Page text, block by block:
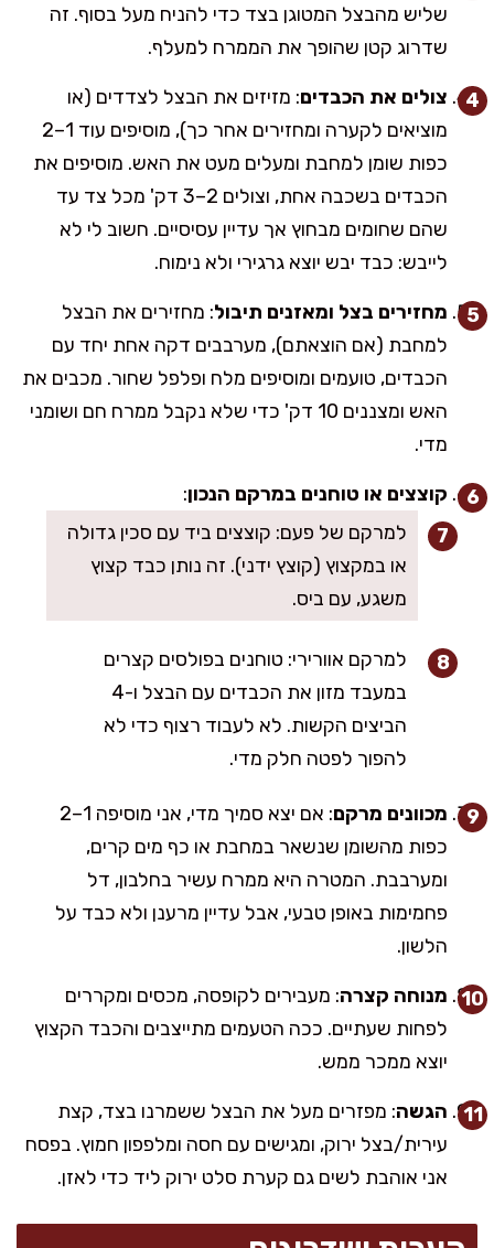
שליש מהבצל המטוגן בצד כדי להניח מעל בסוף. זה
שדרוג קטן שהופך את הממרח למעלף.
צולים את הכבדים: מזיזים את הבצל לצדדים (או
מוציאים לקערה ומחזירים אחר כך), מוסיפים עוד 1–2
כפות שומן למחבת ומעלים מעט את האש. מוסיפים את
הכבדים בשכבה אחת, וצולים 2–3 דק' מכל צד עד
שהם שחומים מבחוץ אך עדיין עסיסיים. חשוב לי לא
לייבש: כבד יבש יוצא גרגירי ולא נימוח.
מחזירים בצל ומאזנים תיבול: מחזירים את הבצל
למחבת (אם הוצאתם), מערבבים דקה אחת יחד עם
הכבדים, טועמים ומוסיפים מלח ופלפל שחור. מכבים את
האש ומצננים 10 דק' כדי שלא נקבל ממרח חם ושומני
מדי.
קוצצים או טוחנים במרקם הנכון:
למרקם של פעם: קוצצים ביד עם סכין גדולה
או במקצוץ (קוצץ ידני). זה נותן כבד קצוץ
משגע, עם ביס.
למרקם אוורירי: טוחנים בפולסים קצרים
במעבד מזון את הכבדים עם הבצל ו-4
הביצים הקשות. לא לעבוד רצוף כדי לא
להפוך לפטה חלק מדי.
מכוונים מרקם
: אם יצא סמיך מדי, אני מוסיפה 1–2
כפות מהשומן שנשאר במחבת או כף מים קרים,
ומערבבת. המטרה היא ממרח עשיר בחלבון, דל
פחמימות באופן טבעי, אבל עדיין מרענן ולא כבד על
הלשון.
מנוחה קצרה: מעבירים לקופסה, מכסים ומקררים
לפחות שעתיים. ככה הטעמים מתייצבים והכבד הקצוץ
יוצא ממכר ממש.
הגשה: מפזרים מעל את הבצל ששמרנו בצד, קצת
עירית/בצל ירוק, ומגישים עם חסה ומלפפון חמוץ. בפסח
אני אוהבת לשים גם קערת סלט ירוק ליד כדי לאזן.